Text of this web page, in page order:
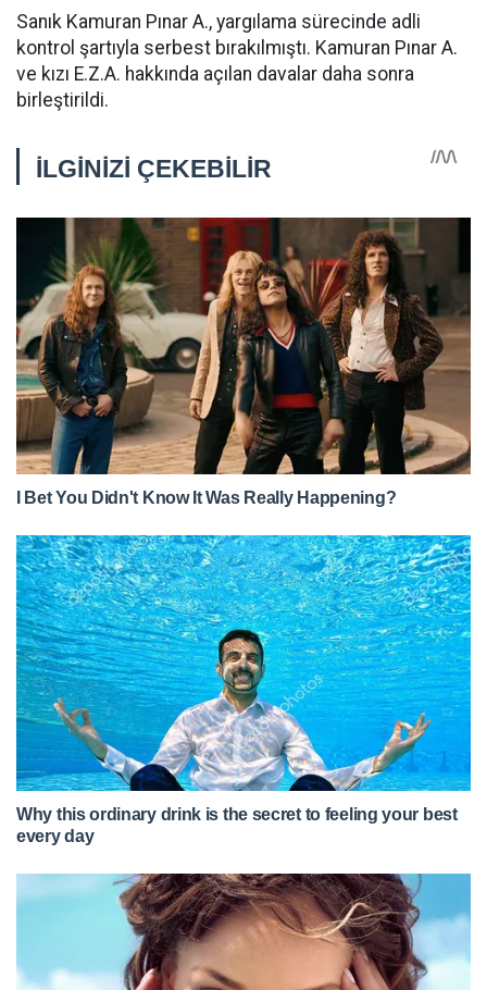
Sanık Kamuran Pınar A., yargılama sürecinde adli
kontrol şartıyla serbest bırakılmıştı. Kamuran Pınar A.
ve kızı E.Z.A. hakkında açılan davalar daha sonra
birleştirildi.